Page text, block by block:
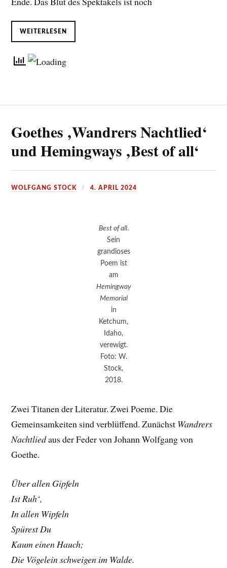
WEITERLESEN
Goethes ‚Wandrers Nachtlied‘
und Hemingways ‚Best of all‘
WOLFGANG STOCK 4. APRIL 2024
Best of all.
Sein
grandioses
Poem ist
am
Hemingway
Memorial
in
Ketchum,
Idaho,
verewigt.
Foto: W.
Stock,
2018.
Zwei Titanen der Literatur. Zwei Poeme. Die
Gemeinsamkeiten sind verblüffend. Zunächst Wandrers
Nachtliedaus der Feder von Johann Wolfgang von
Goethe.
Über allen Gipfeln
Ist Ruh‘,
In allen Wipfeln
Spürest Du
Kaum einen Hauch;
Die Vögelein schweigen im Walde.